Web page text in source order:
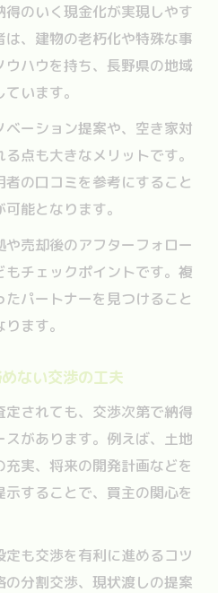
のいく現金化が実現しやす
、建物の老朽化や特殊な事
ハウを持ち、長野県の地域
います。
ーション提案や、空き家対
点も大きなメリットです。
の口コミを参考にすること
能となります。
売却後のアフターフォロー
チェックポイントです。複
パートナーを見つけること
ます。
ない交渉の工夫
されても、交渉次第で納得
があります。例えば、土地
実、将来の開発計画などを
することで、買主の関心を
も交渉を有利に進めるコツ
分割交渉、現状渡しの提案